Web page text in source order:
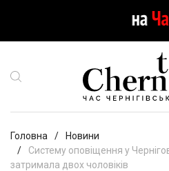
Головна
Новини
Систему оповіщення у
затримала двох чоловіків